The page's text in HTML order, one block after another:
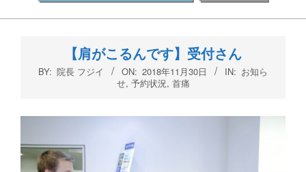
【肩がこるんです】受付さん
BY: 院長 フジイ ON: 2018年11月30日 IN: お知ら
せ, 予約状況, 首痛